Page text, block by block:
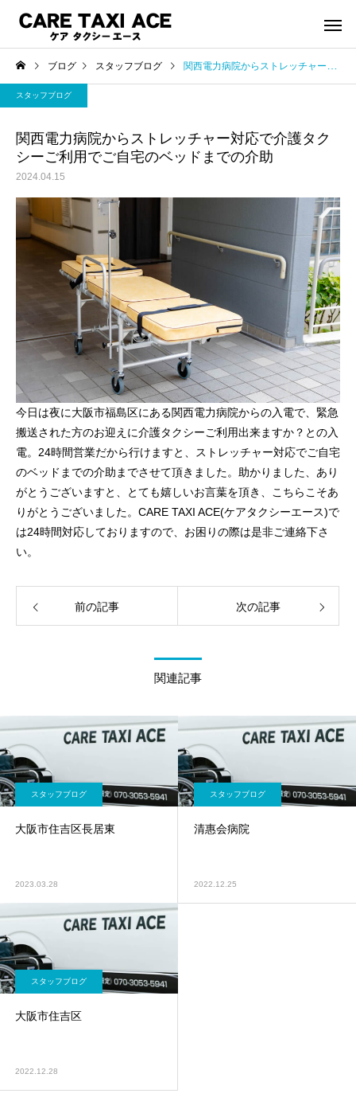
スタッフブログ
夜間介護タクシーご利用
スタッフブログ
緊急搬送された後介護
シーご利用で帰宅
ブログ スタッフブログ 関西電力病院からストレッチャー対応で介護タクシーご利用でご自宅のベッドまでの介助
スタッフブログ
関西電力病院からストレッチャー対応で介護タク
シーご利用でご自宅のベッドまでの介助
2024.04.15
今日は夜に大阪市福島区にある関西電力病院からの入電で、緊急
搬送された方のお迎えに介護タクシーご利用出来ますか？との入
電。24時間営業だから行けますと、ストレッチャー対応でご自宅
のベッドまでの介助までさせて頂きました。助かりました、あり
がとうございますと、とても嬉しいお言葉を頂き、こちらこそあ
りがとうございました。CARE TAXI ACE(ケアタクシーエース)で
は24時間対応しておりますので、お困りの際は是非ご連絡下さ
い。
前の記事 次の記事
関連記事
スタッフブログ
大阪市住吉区長居東
2023.03.28
スタッフブログ
清惠会病院
2022.12.25
スタッフブログ
大阪市住吉区
2022.12.28